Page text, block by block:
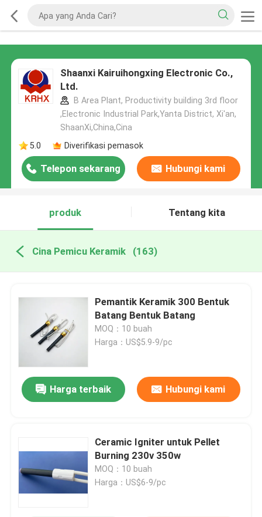
Shaanxi Kairuihongxing Electronic Co.,
Ltd.
B Area Plant, Productivity building 3rd floor
,Electronic Industrial Park,Yanta District, Xi'an,
ShaanXi,China,Cina
5.0
Diverifikasi pemasok
Telepon sekarang Hubungi kami
produk Tentang kita
Cina Pemicu Keramik (163)
Pemantik Keramik 300 Bentuk
Batang Bentuk Batang
MOQ：10 buah
Harga：US$5.9-9/pc
Harga terbaik Hubungi kami
Ceramic Igniter untuk Pellet
Burning 230v 350w
MOQ：10 buah
Harga：US$6-9/pc